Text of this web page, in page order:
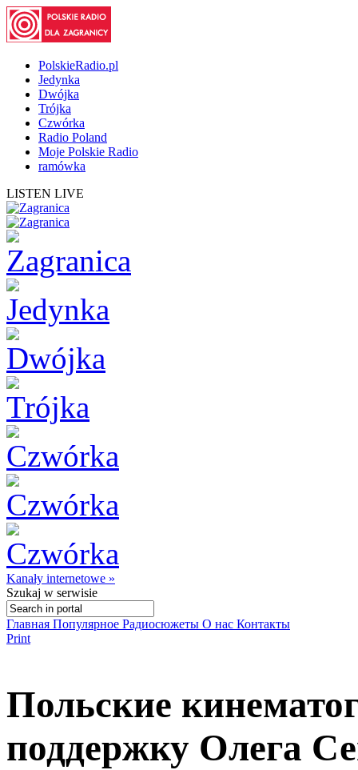
PolskieRadio.pl
Jedynka
Dwójka
Trójka
Czwórka
Radio Poland
Moje Polskie Radio
ramówka
LISTEN LIVE
Kanały internetowe »
Szukaj w serwisie
Главная Популярное Радиосюжеты О нас Контакты
Print
Польские
поддержку Олега